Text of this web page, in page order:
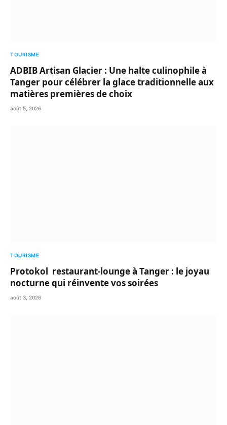
TOURISME
ADBIB Artisan Glacier : Une halte culinophile à
Tanger pour célébrer la glace traditionnelle aux
matières premières de choix
août 5, 2026
TOURISME
Protokol restaurant-lounge à Tanger : le joyau
nocturne qui réinvente vos soirées
août 3, 2026